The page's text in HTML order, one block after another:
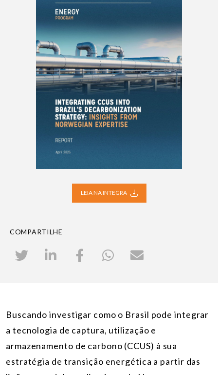
LEIA NA INTEGRA
COMPARTILHE
Buscando investigar como o Brasil pode integrar
a tecnologia de captura, utilização e
armazenamento de carbono (CCUS) à sua
estratégia de transição energética a partir das